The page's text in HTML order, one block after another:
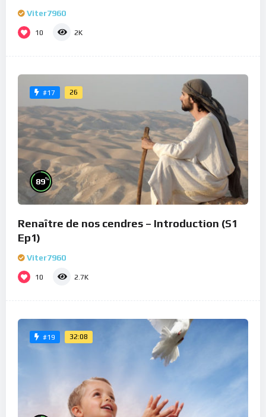
Viter7960
10 2K
#17 26
89%
Renaître de nos cendres – Introduction (S1
Ep1)
Viter7960
10 2.7K
#19 32:08